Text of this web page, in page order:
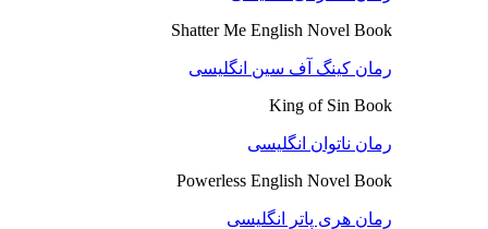
Shatter Me English Novel Book
رمان کینگ آف سین انگلیسی
King of Sin Book
رمان ناتوان انگلیسی
Powerless English Novel Book
رمان هری پاتر انگلیسی